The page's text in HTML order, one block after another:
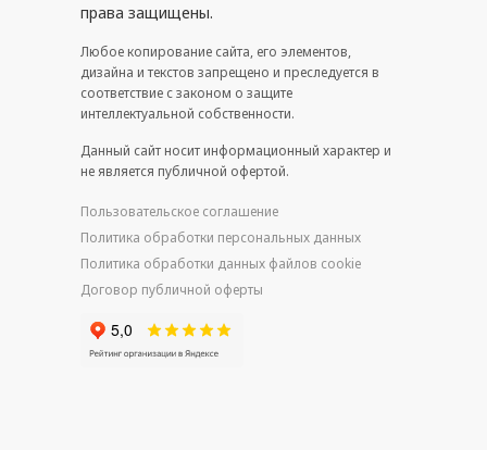
права защищены.
Любое копирование сайта, его элементов,
дизайна и текстов запрещено и преследуется в
соответствие с законом о защите
интеллектуальной собственности.
Данный сайт носит информационный характер и
не является публичной офертой.
Пользовательское соглашение
Политика обработки персональных данных
Политика обработки данных файлов cookie
Договор публичной оферты